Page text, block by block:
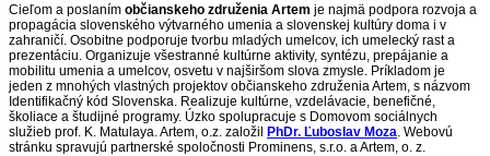
Cieľom a poslaním občianskeho združenia Artem je najmä podpora rozvoja a
propagácia slovenského výtvarného umenia a slovenskej kultúry doma i v
zahraničí. Osobitne podporuje tvorbu mladých umelcov, ich umelecký rast a
prezentáciu. Organizuje všestranné kultúrne aktivity, syntézu, prepájanie a
mobilitu umenia a umelcov, osvetu v najširšom slova zmysle. Príkladom je
jeden z mnohých vlastných projektov občianskeho združenia Artem, s názvom
Identifikačný kód Slovenska. Realizuje kultúrne, vzdelávacie, benefičné,
školiace a študijné programy. Úzko spolupracuje s Domovom sociálnych
služieb prof. K. Matulaya. Artem, o.z. založil PhDr. Ľuboslav Moza . Webovú
stránku spravujú partnerské spoločnosti Prominens, s.r.o. a Artem, o. z.